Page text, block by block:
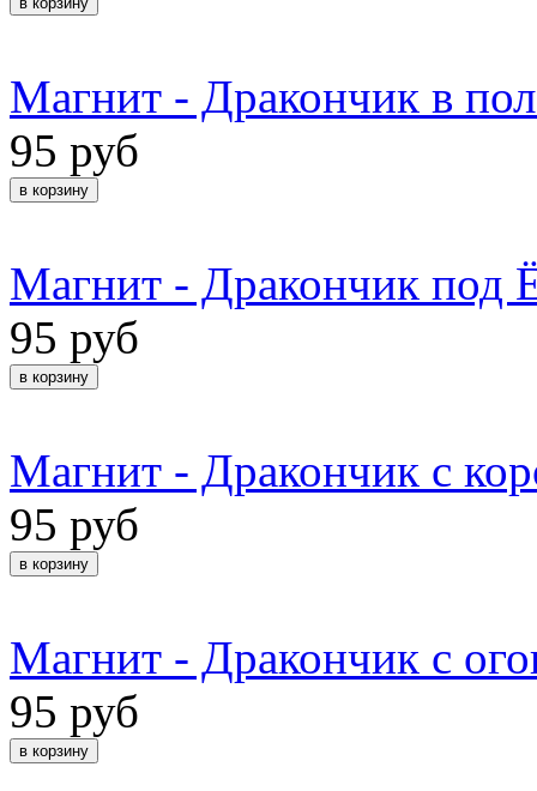
Магнит - Дракончик в
95 руб
Магнит - Дракончик под
95 руб
Магнит - Дракончик с
95 руб
Магнит - Дракончик с
95 руб